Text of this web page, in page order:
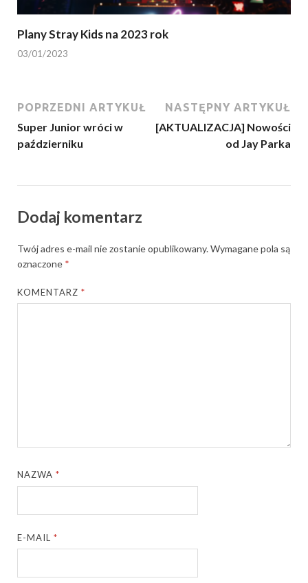
Plany Stray Kids na 2023 rok
03/01/2023
POPRZEDNI ARTYKUŁ
Super Junior wróci w
październiku
NASTĘPNY ARTYKUŁ
[AKTUALIZACJA] Nowości
od Jay Parka
Dodaj komentarz
Twój adres e-mail nie zostanie opublikowany.Wymagane pola są
oznaczone *
KOMENTARZ*
NAZWA*
E-MAIL*